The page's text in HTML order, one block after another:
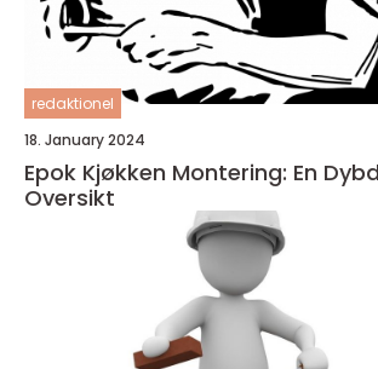
redaktionel
18. January 2024
Epok Kjøkken Montering: En
Oversikt